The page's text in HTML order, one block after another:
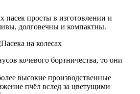
просты в изготовлении и
долговечны и компактны.
кочевого бортничества, то они
высокие производственные
пчёл вслед за цветущими